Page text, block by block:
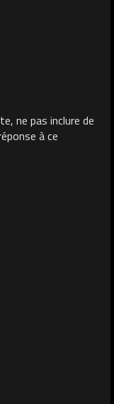
ne pas inclure de
à ce